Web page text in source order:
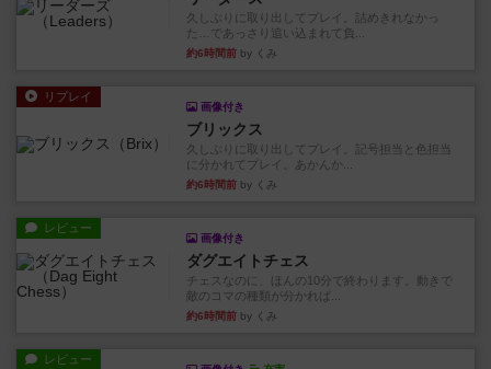
久しぶりに取り出してプレイ。詰めきれなかっ
た…であっさり追い込まれて負...
約6時間前 by くみ
リプレイ
画像付き
ブリックス
久しぶりに取り出してプレイ。記号担当と色担当
に分かれてプレイ。あかんか...
約6時間前 by くみ
レビュー
画像付き
ダグエイトチェス
チェスなのに、ほんの10分で終わります。動きで
敵のコマの種類が分かれば...
約6時間前 by くみ
レビュー